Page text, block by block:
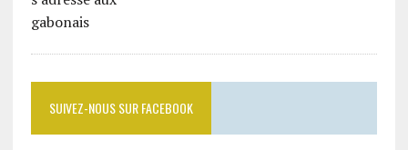
SUIVEZ-NOUS SUR FACEBOOK